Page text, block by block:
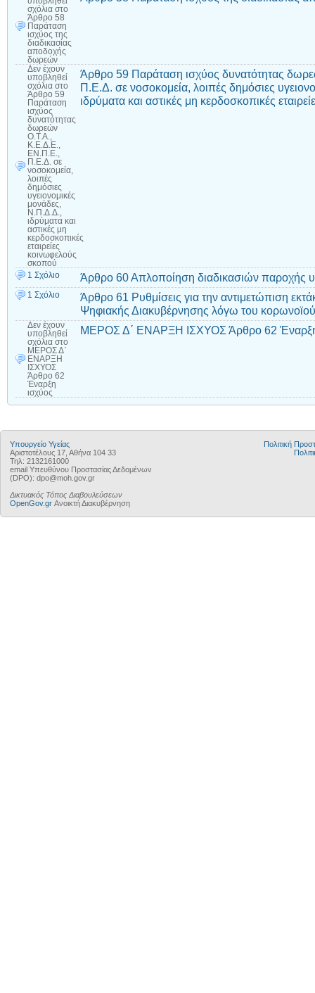
σχόλια στο
Άρθρο 58
Παράταση
ισχύος της
διαδικασίας
αποδοχής
δωρεών
Δεν έχουν
υποβληθεί
σχόλια στο
Άρθρο 59
Παράταση
ισχύος
δυνατότητας
δωρεών
Ο.Τ.Α.,
Κ.Ε.Δ.Ε.,
ΕΝ.Π.Ε.,
Π.Ε.Δ. σε
νοσοκομεία,
λοιπές
δημόσιες
υγειονομικές
μονάδες,
Ν.Π.Δ.Δ.,
ιδρύματα και
αστικές μη
κερδοσκοπικές
εταιρείες
κοινωφελούς
σκοπού
Άρθρο 59 Παράταση ισχύος δυνατότητας
Π.Ε.Δ. σε νοσοκομεία, λοιπές δημόσιες
ιδρύματα και αστικές μη κερδοσκοπικές
1 Σχόλιο Άρθρο 60 Απλοποίηση διαδικασιών παροχής
1 Σχόλιο
Άρθρο 61 Ρυθμίσεις για την αντιμετώπιση
Ψηφιακής Διακυβέρνησης λόγω του
Δεν έχουν
υποβληθεί
σχόλια στο
ΜΕΡΟΣ Δ΄
ΕΝΑΡΞΗ
ΙΣΧΥΟΣ
Άρθρο 62
Έναρξη
ισχύος
ΜΕΡΟΣ Δ΄ ΕΝΑΡΞΗ ΙΣΧΥΟΣ Άρθρο 62
Υπουργείο Υγείας
Αριστοτέλους 17, Αθήνα 104 33
Τηλ: 2132161000
email Υπευθύνου Προστασίας Δεδομένων
(DPO): dpo@moh.gov.gr
Δικτυακός Τόπος Διαβουλεύσεων
OpenGov.gr Ανοικτή Διακυβέρνηση
Πολιτική